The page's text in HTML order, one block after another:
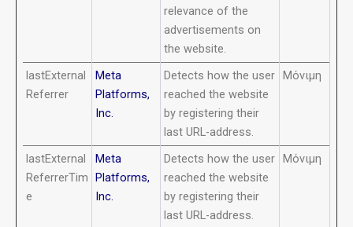
relevance of the
advertisements on
the website.
lastExternal
Referrer
Meta
Platforms,
Inc.
Detects how the user
reached the website
by registering their
last URL-address.
Μόνιμη
lastExternal
ReferrerTim
e
Meta
Platforms,
Inc.
Detects how the user
reached the website
by registering their
last URL-address.
Μόνιμη